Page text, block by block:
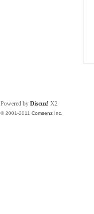
Powered by Discuz! X2
© 2001-2011 Comsenz Inc.